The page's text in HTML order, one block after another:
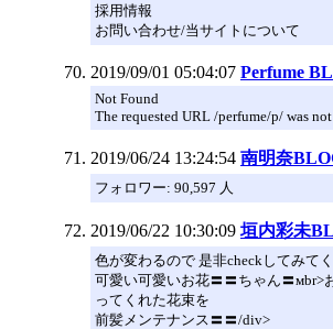
採用情報
お問い合わせ/当サイトについて
2019/09/01 05:04:07 Perfume
Not Found
The requested URL /perfume/p/ was
2019/06/24 13:24:54 南明奈
フォロワー: 90,597 人
2019/06/22 10:30:09 垣内彩未
色が変わるので 是非checkしてみて
可愛い可愛いお花〓〓ちゃん〓мbr>
ってくれた花束を
前髪メンテナンス〓〓/div>